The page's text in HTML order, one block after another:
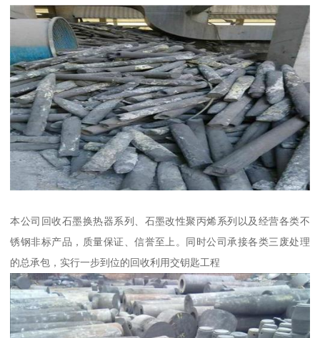
本公司回收石墨换热器系列、石墨改性聚丙烯系列以及经营各类不
锈钢非标产品，质量保证、信誉至上。同时公司承接各类三废处理
的总承包，实行一步到位的回收利用交钥匙工程